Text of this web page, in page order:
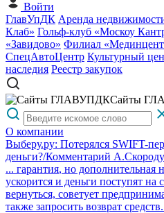
Войти
ГлавУпДК Аренда
Клаб» Гольф-клуб «Москоу
«Завидово» Филиал
СпецАвтоЦентр Культурный
наследия Реестр закупок
Сайты
О компании
Выберу.ру: Потерялся SWIFT-
деньги?/Комментарий
... гарантия, но дополнительная
ускорится и деньги поступят на
вернуться, советует
также запросить возврат